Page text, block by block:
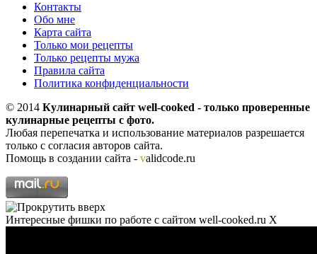
Контакты
Обо мне
Карта сайта
Только мои рецепты
Только рецепты мужа
Правила сайта
Политика конфиденциальности
© 2014 Кулинарный сайт well-cooked - только проверенные
кулинарные рецепты с фото.
Любая перепечатка и использование материалов разрешается
только с согласия авторов сайта.
Помощь в создании сайта - validcode.ru
Интересные фишки по работе с сайтом well-cooked.ru X